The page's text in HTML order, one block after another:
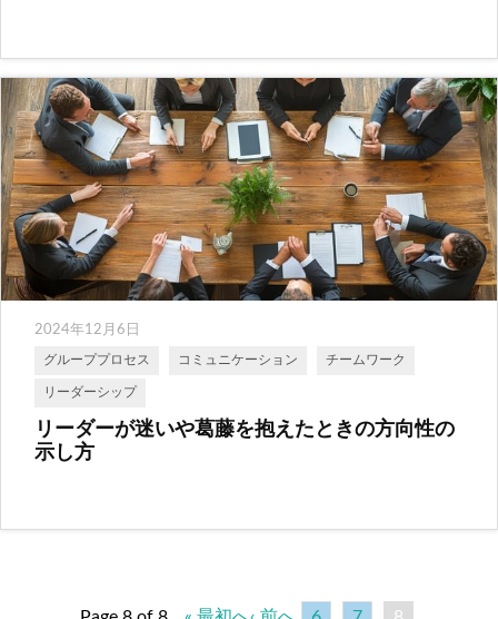
2024年12月6日
グループプロセス コミュニケーション チームワーク
リーダーシップ
リーダーが迷いや葛藤を抱えたときの方向性の
示し方